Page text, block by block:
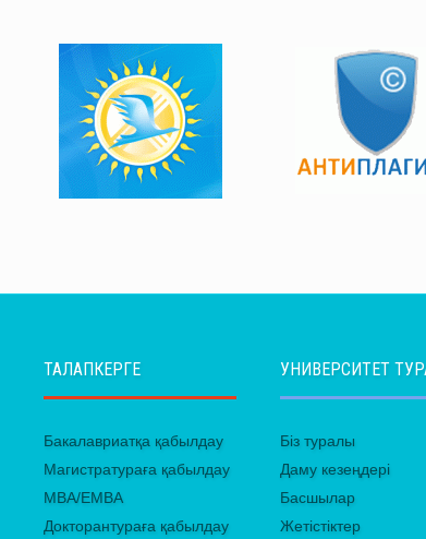
ТАЛАПКЕРГЕ
Бакалавриатқа қабылдау
Магистратураға қабылдау
MBA/EMBA
Докторантураға қабылдау
УНИВЕРСИТЕТ
Біз туралы
Даму кезеңдері
Басшылар
Жетістіктер